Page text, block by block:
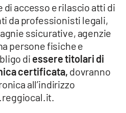
di accesso e rilascio atti di
da professionisti legali,
ssicurative, agenzie
persone fisiche e
di essere titolari di
certificata, dovranno
all’indirizzo